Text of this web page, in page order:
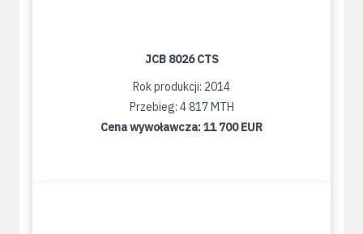
JCB 8026 CTS
Rok produkcji: 2014
Przebieg: 4 817 MTH
Cena wywoławcza:11 700 EUR